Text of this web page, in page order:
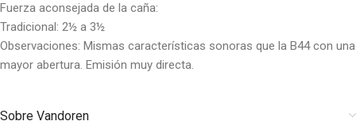
Fuerza aconsejada de la caña:
Tradicional: 2½ a 3½
Observaciones: Mismas características sonoras que la B44 con una
mayor abertura. Emisión muy directa.
Sobre Vandoren